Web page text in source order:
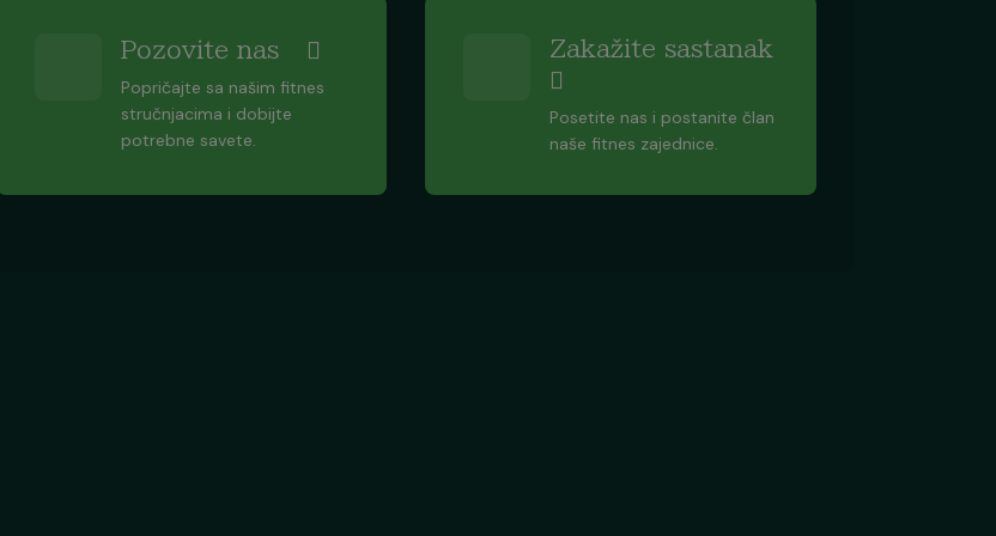
Pozovite nas
Popričajte sa našim fitnes
stručnjacima i dobijte
potrebne savete.
Zakažite sastanak
Posetite nas i postanite član
naše fitnes zajednice.